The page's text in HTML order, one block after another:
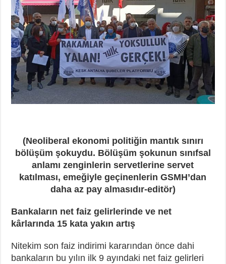
(Neoliberal ekonomi politiğin mantık sınırı
bölüşüm şokuydu. Bölüşüm şokunun sınıfsal
anlamı zenginlerin servetlerine servet
katılması, emeğiyle geçinenlerin GSMH’dan
daha az pay almasıdır-editör)
Bankaların net faiz gelirlerinde ve net
kârlarında 15 kata yakın artış
Nitekim son faiz indirimi kararından önce dahi
bankaların bu yılın ilk 9 ayındaki net faiz gelirleri